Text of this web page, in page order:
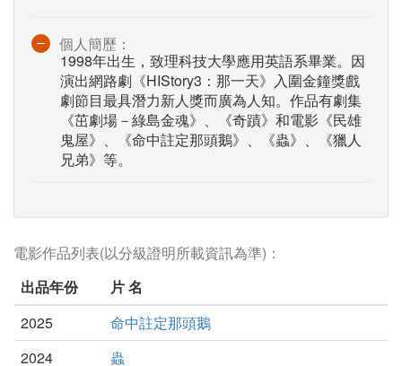
個人簡歷：
1998年出生，致理科技大學應用英語系畢業。因
演出網路劇《HIStory3：那一天》入圍金鐘獎戲
劇節目最具潛力新人獎而廣為人知。作品有劇集
《茁劇場－綠島金魂》、《奇蹟》和電影《民雄
鬼屋》、《命中註定那頭鵝》、《蟲》、《獵人
兄弟》等。
電影作品列表(以分級證明所載資訊為準)：
出品年份
片 名
2025
命中註定那頭鵝
2024
蟲